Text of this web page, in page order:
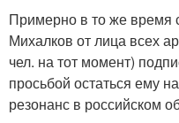
Примерно в то же время
Михалков от лица всех
чел. на тот момент)
просьбой остаться ему
резонанс в российском